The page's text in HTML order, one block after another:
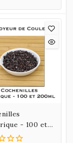
- 100 et